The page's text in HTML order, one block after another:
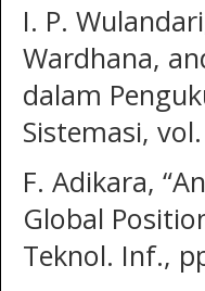
I. P.
Wardhana,
dalam
Sistemasi,
F. Adikara,
Global
Teknol. Inf.,